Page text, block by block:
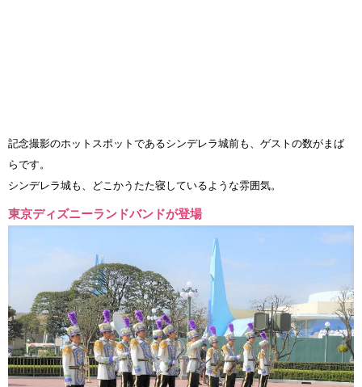
記念撮影のホットスポットであるシンデレラ城前も、ゲストの数がまば
らです。
シンデレラ城も、どこかうたた寝しているような雰囲気。
東京ディズニーランドバンドが登場